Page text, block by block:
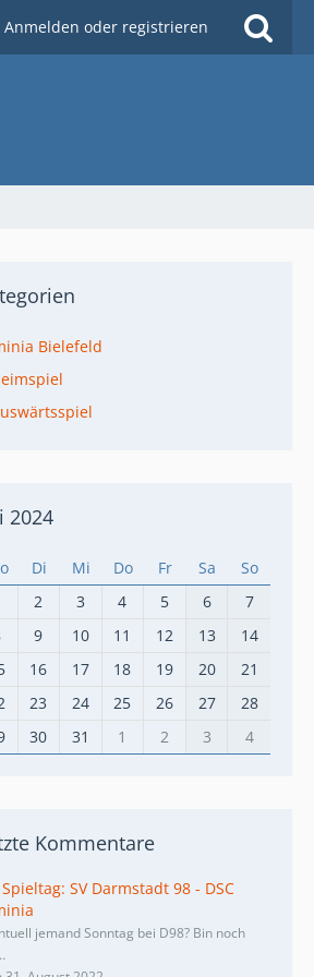
Anmelden oder registrieren
Bielefeld
2024
Di Mi Do Fr Sa
So
2 3 4 5 6
7
9 10 11 12 13
14
16 17 18 19 20
21
23 24 25 26 27
28
30 31 1 2 3 4
Kommentare
SV Darmstadt 98 - DSC
jemand Sonntag bei D98? Bin noch